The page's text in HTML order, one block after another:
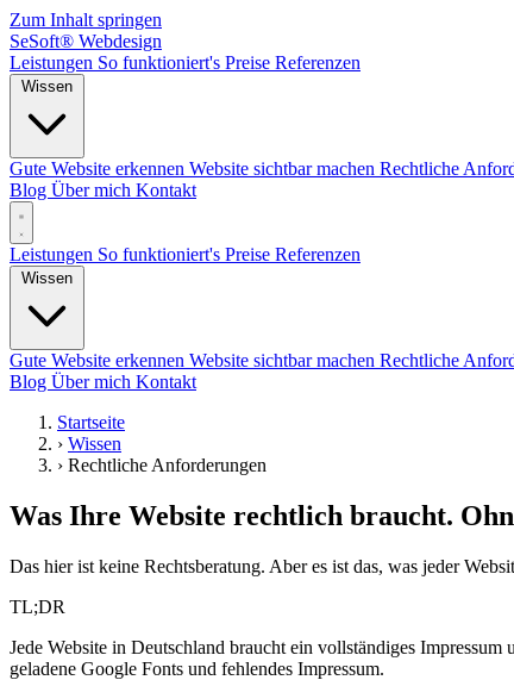
Zum Inhalt springen
SeSoft® Webdesign
Leistungen So funktioniert's Preise Referenzen
Gute Website erkennen Website sichtbar machen Rechtliche
Blog Über mich Kontakt
Leistungen So funktioniert's Preise Referenzen
Gute Website erkennen Website sichtbar machen Rechtliche
Blog Über mich Kontakt
Startseite
› Wissen
› Rechtliche Anforderungen
Was Ihre Website rechtlich braucht.
Das hier ist keine Rechtsberatung. Aber es ist das, was jeder
TL;DR
Jede Website in Deutschland braucht ein vollständiges
geladene Google Fonts und fehlendes Impressum.